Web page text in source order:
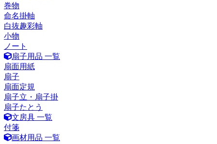
巻物
命名掛軸
白抜趣彩軸
小物
ノート
扇子用品 一覧
扇面用紙
扇子
扇面定規
扇子立・扇子掛
扇子たとう
文房具 一覧
付箋
画材用品 一覧